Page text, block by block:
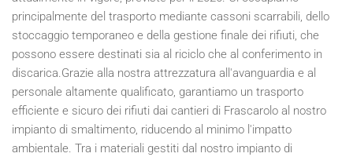
principalmente del trasporto mediante cassoni scarrabili, dello
stoccaggio temporaneo e della gestione finale dei rifiuti, che
possono essere destinati sia al riciclo che al conferimento in
discarica.Grazie alla nostra attrezzatura all'avanguardia e al
personale altamente qualificato, garantiamo un trasporto
efficiente e sicuro dei rifiuti dai cantieri di Frascarolo al nostro
impianto di smaltimento, riducendo al minimo l'impatto
ambientale. Tra i materiali gestiti dal nostro impianto di